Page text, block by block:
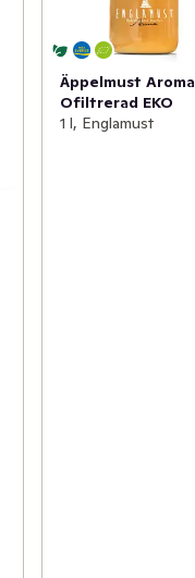
Äppelmust Aroma
Ofiltrerad EKO
1 l, Englamust